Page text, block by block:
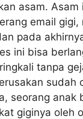
asam. Asam
email gigi,
pada
ini bisa
tanpa
sudah
seorang anak
giginya oleh